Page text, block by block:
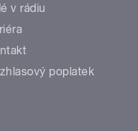
v rádiu
poplatek